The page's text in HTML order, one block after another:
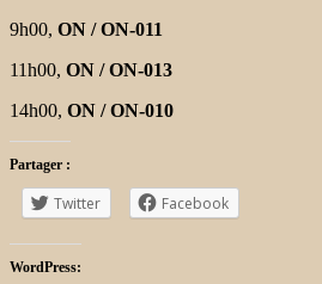
9h00, ON / ON-011
11h00, ON / ON-013
14h00, ON / ON-010
Partager :
Twitter Facebook
WordPress: